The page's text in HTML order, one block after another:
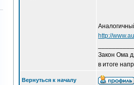
http://
Закон Ома
в итоге
Вернуться к началу